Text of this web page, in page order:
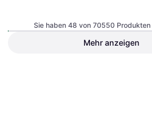
Nike Girls
Sie haben 48 von 70550
Mehr anzeigen